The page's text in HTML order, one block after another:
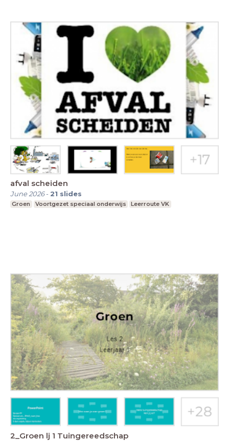
afval scheiden
June 2026- 21 slides
Groen Voortgezet speciaal onderwijs Leerroute VK
2_Groen lj 1 Tuingereedschap